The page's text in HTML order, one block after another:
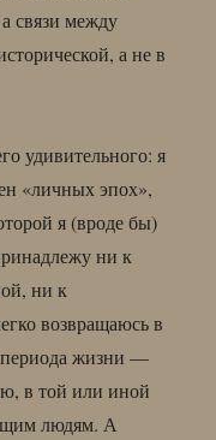
связи между
а не в
удивительного: я
«личных эпох»,
я (вроде бы)
ни к
ни к
возвращаюсь в
периода жизни —
в той или иной
людям. А